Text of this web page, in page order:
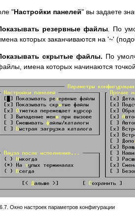
"Настройки панелей" вы задаете
резервные файлы
По
которых заканчиваются на '~'
скрытые файлы. По
имена которых начинаются
Окно настроек параметров конфигурации